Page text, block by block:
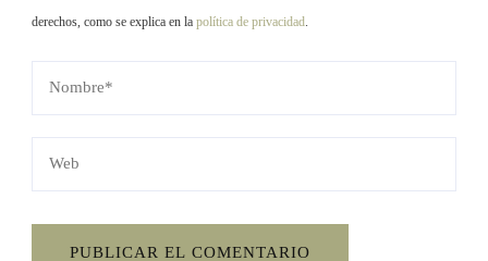
derechos, como se explica en la política de privacidad